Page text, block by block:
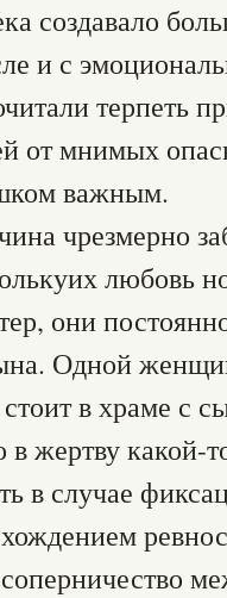
создавало
и с
терпеть
от мнимых
важным.
чрезмерно
любовь
они
Одной
в храме с
жертву какой-
в случае